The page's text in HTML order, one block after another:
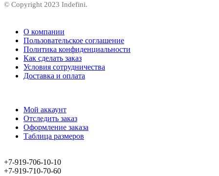
© Copyright 2023 Indefini.
О компании
Пользовательское соглашение
Политика конфиденциальности
Как сделать заказ
Условия сотрудничества
Доставка и оплата
Мой аккаунт
Отследить заказ
Оформление заказа
Таблица размеров
+7-919-706-10-10
+7-919-710-70-60